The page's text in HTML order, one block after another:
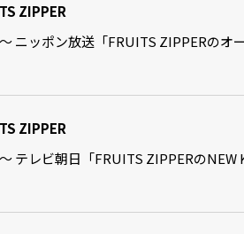
ZIPPER
ニッポン放送「FRUITS ZIPPERのオ
ZIPPER
テレビ朝日「FRUITS ZIPPERのNEW